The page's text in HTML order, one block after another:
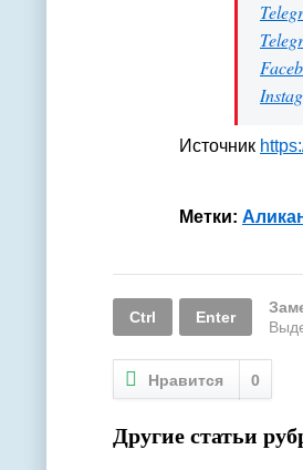
Источник
Метки:
Ctrl Enter
Нравится 0
Другие статьи